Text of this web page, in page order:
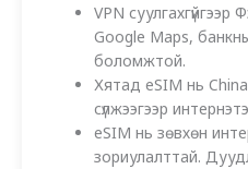
VPN суулгахгүйгээр
Google Maps,
боломжтой.
Хятад eSIM нь
сүлжээгээр
eSIM нь зөвхөн
зориулалттай.